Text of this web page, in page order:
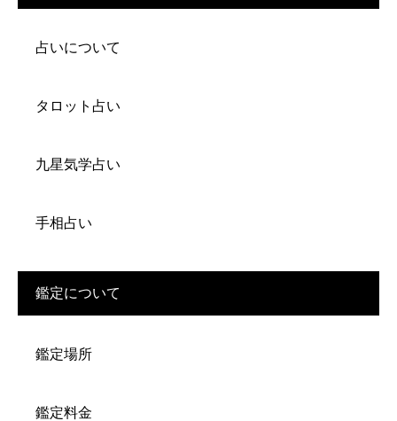
占いについて
タロット占い
九星気学占い
手相占い
鑑定について
鑑定場所
鑑定料金